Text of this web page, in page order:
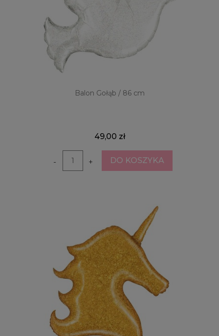
Balon Gołąb / 86 cm
49,00 zł
- + DO KOSZYKA